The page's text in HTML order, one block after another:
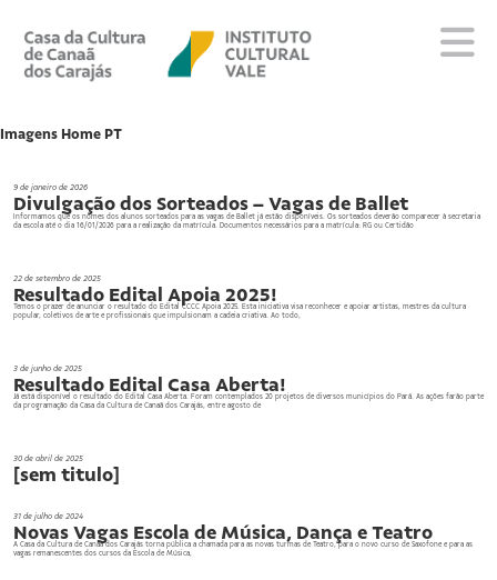
Educativo
Fale conosco
Imagens Home PT
9 de janeiro de 2026
Divulgação dos Sorteados – Vagas de Ballet
Informamos que os nomes dos alunos sorteados para as vagas de Ballet já estão disponíveis. Os sorteados deverão comparecer à secretaria
da escola até o dia 16/01/2026 para a realização da matrícula. Documentos necessários para a matrícula: RG ou Certidão
22 de setembro de 2025
Resultado Edital Apoia 2025!
Temos o prazer de anunciar o resultado do Edital CCCC Apoia 2025. Esta iniciativa visa reconhecer e apoiar artistas, mestres da cultura
popular, coletivos de arte e profissionais que impulsionam a cadeia criativa. Ao todo,
3 de junho de 2025
Resultado Edital Casa Aberta!
Já está disponível o resultado do Edital Casa Aberta. Foram contemplados 20 projetos de diversos municípios do Pará. As ações farão parte
da programação da Casa da Cultura de Canaã dos Carajás, entre agosto de
30 de abril de 2025
[sem titulo]
31 de julho de 2024
Novas Vagas Escola de Música, Dança e Teatro
A Casa da Cultura de Canaã dos Carajás torna pública a chamada para as novas turmas de Teatro, para o novo curso de Saxofone e para as
vagas remanescentes dos cursos da Escola de Música,